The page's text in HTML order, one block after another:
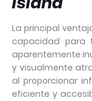
La principal
capacidad para
aparentemente
y visualmente
al proporcionar
eficiente y